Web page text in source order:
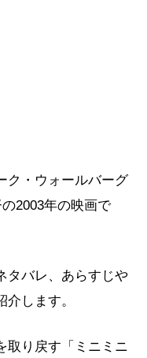
ク・ウォールバーグ
2003年の映画で
タバレ、あらすじや
します。
取り戻す「ミニミニ